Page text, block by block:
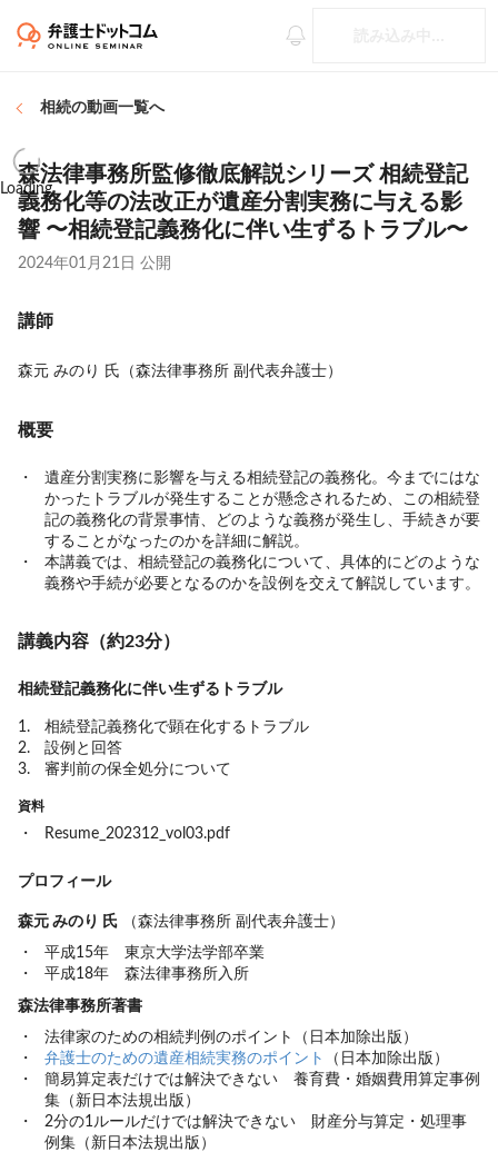
相続の動画一覧へ
Loading
森法律事務所監修徹底解説シリーズ 相続登記
義務化等の法改正が遺産分割実務に与える影
響 〜相続登記義務化に伴い生ずるトラブル〜
2024年01月21日 公開
講師
森元 みのり 氏（森法律事務所 副代表弁護士）
概要
遺産分割実務に影響を与える相続登記の義務化。今までにはな
かったトラブルが発生することが懸念されるため、この相続登
記の義務化の背景事情、どのような義務が発生し、手続きが要
することがなったのかを詳細に解説。
本講義では、相続登記の義務化について、具体的にどのような
義務や手続が必要となるのかを設例を交えて解説しています。
講義内容（約23分）
相続登記義務化に伴い生ずるトラブル
相続登記義務化で顕在化するトラブル
設例と回答
審判前の保全処分について
資料
Resume_202312_vol03.pdf
プロフィール
森元 みのり 氏 （森法律事務所 副代表弁護士）
平成15年 東京大学法学部卒業
平成18年 森法律事務所入所
森法律事務所著書
法律家のための相続判例のポイント（日本加除出版）
弁護士のための遺産相続実務のポイント
（日本加除出版）
簡易算定表だけでは解決できない 養育費・婚姻費用算定事例
集（新日本法規出版）
2分の1ルールだけでは解決できない 財産分与算定・処理事
例集（新日本法規出版）